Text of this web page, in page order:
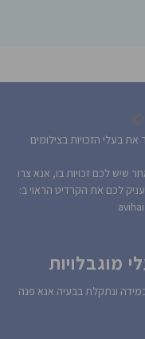
את בעלי הזכויות בצילומים
שיש לכם זכויות בו, אנא צרו
לכם את הקרדיט הראוי ב:
מוגבלויות
ונתקלת בבעיה אנא פנה